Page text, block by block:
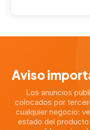
Aviso
Los anuncios
colocados por
cualquier negocio:
estado del